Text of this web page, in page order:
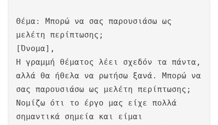
Θέμα: Μπορώ να σας παρουσιάσω ως
μελέτη περίπτωσης;
[Όνομα],
Η γραμμή θέματος λέει σχεδόν τα πάντα,
αλλά θα ήθελα να ρωτήσω ξανά. Μπορώ να
σας παρουσιάσω ως μελέτη περίπτωσης;
Νομίζω ότι το έργο μας είχε πολλά
σημαντικά σημεία και είμαι